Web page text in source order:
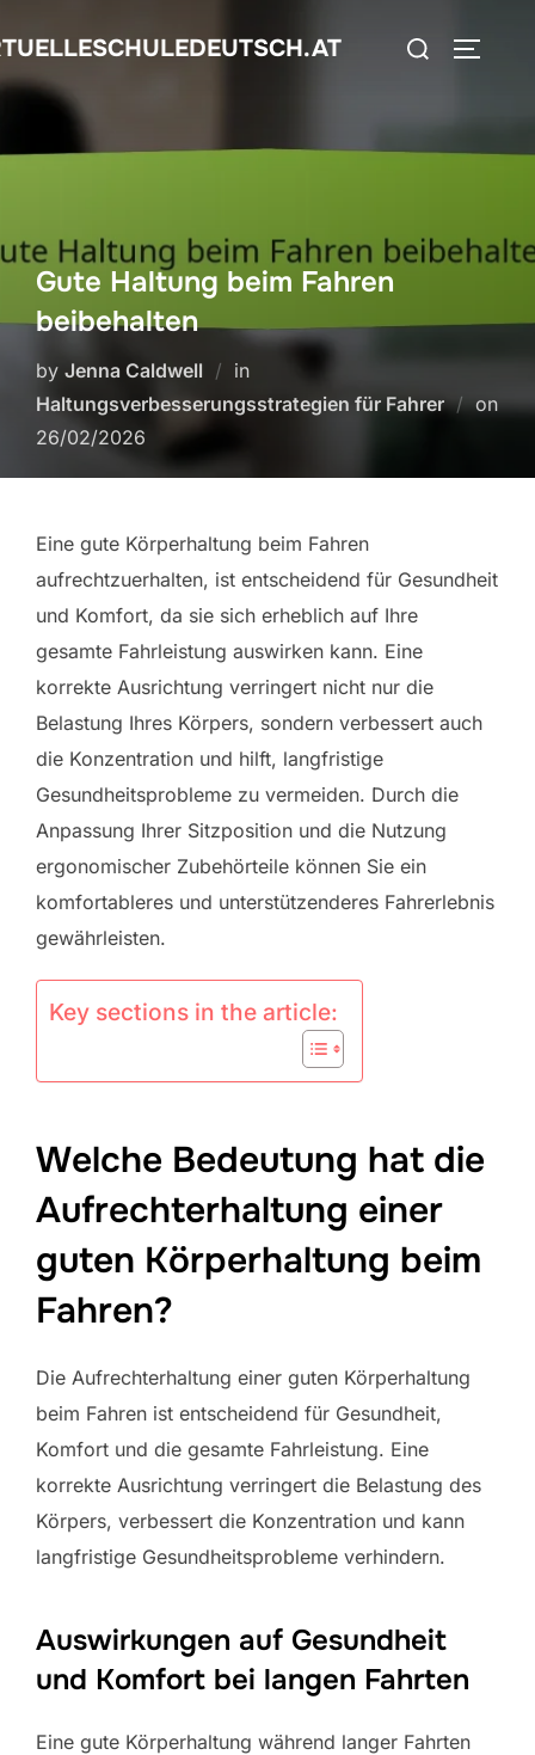
to
content
Search
Gute Haltung beim Fahren
beibehalten
by Jenna Caldwell
in
Haltungsverbesserungsstrategien für Fahrer
on
Posted
26/02/2026
Eine gute Körperhaltung beim Fahren
aufrechtzuerhalten, ist entscheidend für Gesundheit
und Komfort, da sie sich erheblich auf Ihre
gesamte Fahrleistung auswirken kann. Eine
korrekte Ausrichtung verringert nicht nur die
Belastung Ihres Körpers, sondern verbessert auch
die Konzentration und hilft, langfristige
Gesundheitsprobleme zu vermeiden. Durch die
Anpassung Ihrer Sitzposition und die Nutzung
ergonomischer Zubehörteile können Sie ein
komfortableres und unterstützenderes Fahrerlebnis
gewährleisten.
Key sections in the article:
Welche Bedeutung hat die
Aufrechterhaltung einer
guten Körperhaltung beim
Fahren?
Die Aufrechterhaltung einer guten Körperhaltung
beim Fahren ist entscheidend für Gesundheit,
Komfort und die gesamte Fahrleistung. Eine
korrekte Ausrichtung verringert die Belastung des
Körpers, verbessert die Konzentration und kann
langfristige Gesundheitsprobleme verhindern.
Auswirkungen auf Gesundheit
und Komfort bei langen Fahrten
Eine gute Körperhaltung während langer Fahrten